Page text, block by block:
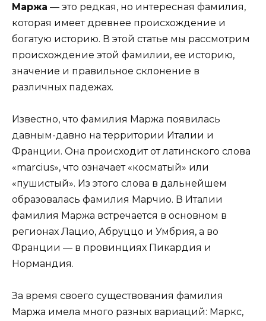
Маржа — это редкая, но интересная фамилия,
которая имеет древнее происхождение и
богатую историю. В этой статье мы рассмотрим
происхождение этой фамилии, ее историю,
значение и правильное склонение в
различных падежах.
Известно, что фамилия Маржа появилась
давным-давно на территории Италии и
Франции. Она происходит от латинского слова
«marcius», что означает «косматый» или
«пушистый». Из этого слова в дальнейшем
образовалась фамилия Марчио. В Италии
фамилия Маржа встречается в основном в
регионах Лацио, Абруццо и Умбрия, а во
Франции — в провинциях Пикардия и
Нормандия.
За время своего существования фамилия
Маржа имела много разных вариаций: Маркс,